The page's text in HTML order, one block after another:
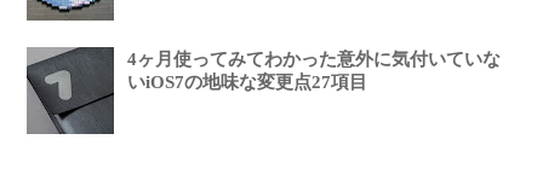
4ヶ月使ってみてわかった意外に気付いていな
いiOS7の地味な変更点27項目